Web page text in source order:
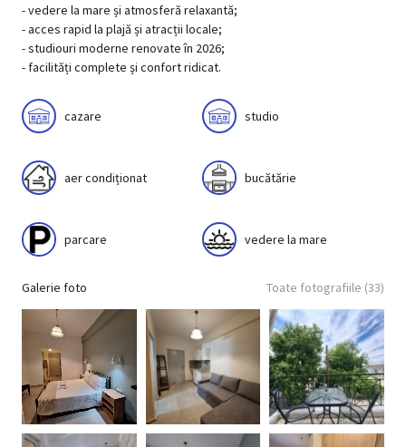
- vedere la mare și atmosferă relaxantă;
- acces rapid la plajă și atracții locale;
- studiouri moderne renovate în 2026;
- facilități complete și confort ridicat.
cazare studio
aer condiționat bucătărie
parcare vedere la mare
Galerie foto Toate fotografiile (33)